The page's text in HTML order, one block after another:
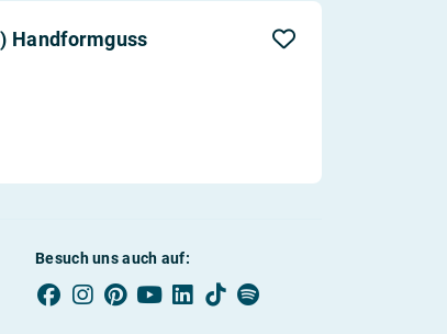
Handformguss
Besuch uns auch auf: